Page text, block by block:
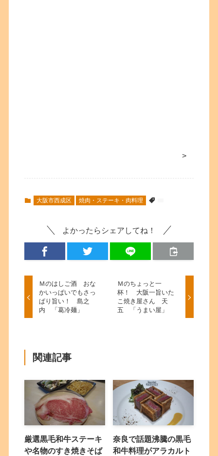
>
大阪市西成区 焼肉・ステーキ・肉料理
よかったらシェアしてね！
Ｍのはしご酒 おな
かいっぱいでもさっ
ぱり旨い！ 島之
内 「葛冷麺」
Ｍのちょっと一
杯！ 大阪一旨いた
こ焼き屋さん 天
五 「うまい屋」
関連記事
厳選黒毛和牛ステーキ
や名物のすき焼きそば
奈良で話題沸騰の黒毛
和牛料理がアラカルト